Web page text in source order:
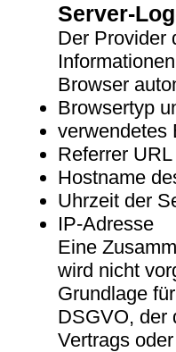
Server-
Der Provider
Browser
Browsertyp
verwendetes
Referrer URL
Hostname
Uhrzeit der
IP-Adresse
Eine
wird nicht
Grundlage
DSGVO, der
Vertrags